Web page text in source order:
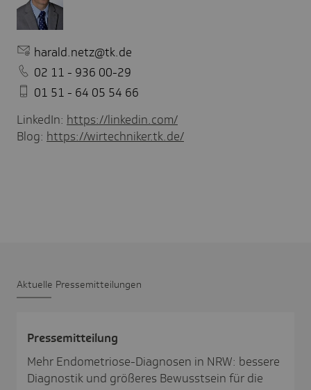
harald.netz@tk.de
02 11 - 936 00-29
01 51 - 64 05 54 66
LinkedIn: https://linkedin.com/
Blog: https://wirtechniker.tk.de/
Aktu­elle Pres­se­mit­tei­lungen
Pres­se­mit­tei­lung
Mehr Endometriose-Diagnosen in NRW: bessere
Diagnostik und größeres Bewusstsein für die